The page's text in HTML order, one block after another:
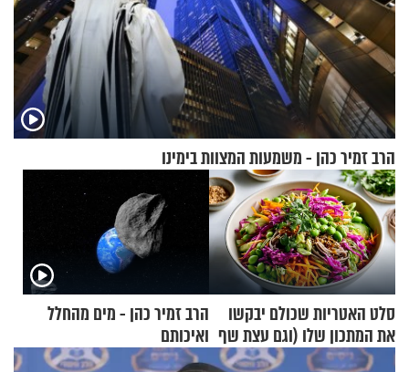
הרב זמיר כהן - משמעות המצוות בימינו
סלט האטריות שכולם יבקשו
את המתכון שלו (וגם עצת שף
להגשת הרוטב)
הרב זמיר כהן - מים מהחלל
ואיכותם